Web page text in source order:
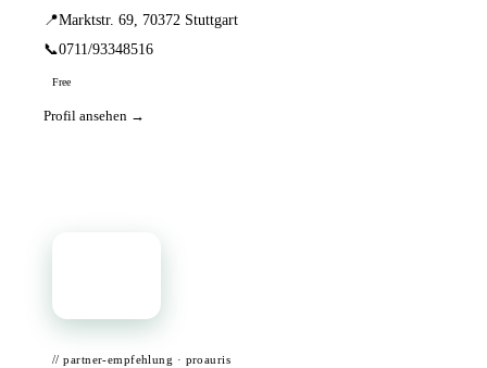
📍Marktstr. 69, 70372 Stuttgart
📞0711/93348516
Free
Profil ansehen →
// partner-empfehlung · proauris